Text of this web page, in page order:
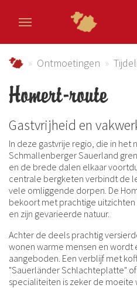
Urlaub im Schmallenberger
Ontmoetingen
Homert-route
Gastvrijheid en
In deze gastvrije regio, die in het
Schmallenberger Sauerland
en de brede dalen elkaar
centrale bergketen verbindt de
vele omliggende dorpen. De
bekoort met prachtige
en zijn gevarieerde natuur.
Achter de deels prachtig
wonen warme mensen en
aangeboden. Een verblijf met
"Sauerländer Schlachteplatte"
specialiteiten is zeker de moeite